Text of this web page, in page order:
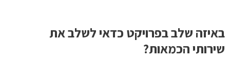
באיזה שלב בפרויקט כדאי לשלב את
שירותי הכמאות?